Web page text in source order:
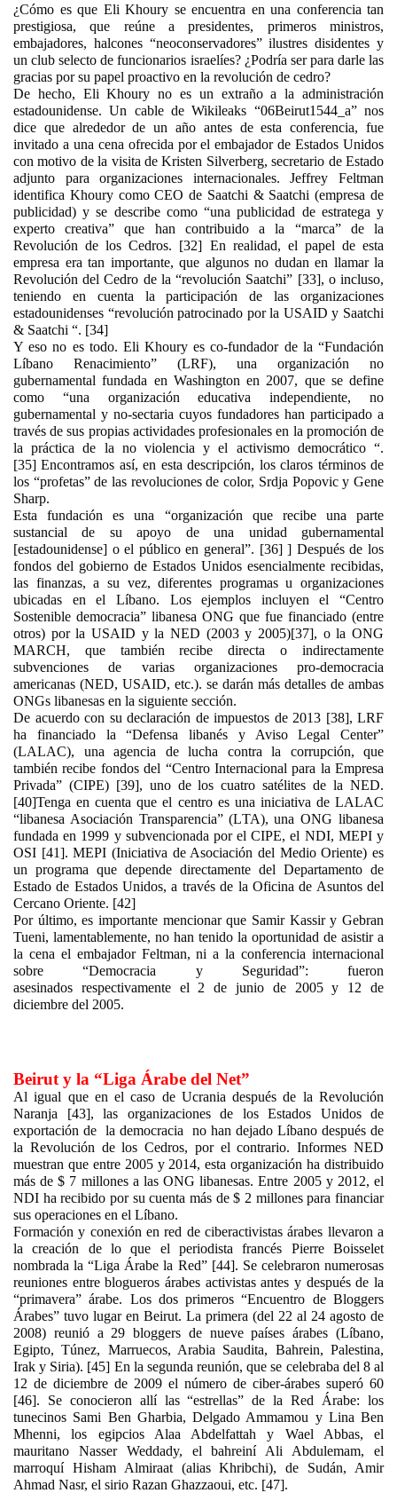
¿Cómo es que Eli Khoury se encuentra en una conferencia tan
prestigiosa, que reúne a presidentes, primeros ministros,
embajadores, halcones “neoconservadores” ilustres disidentes y
un club selecto de funcionarios israelíes? ¿Podría ser para darle las
gracias por su papel proactivo en la revolución de cedro?
De hecho, Eli Khoury no es un extraño a la administración
estadounidense. Un cable de Wikileaks “06Beirut1544_a” nos
dice que alrededor de un año antes de esta conferencia, fue
invitado a una cena ofrecida por el embajador de Estados Unidos
con motivo de la visita de Kristen Silverberg, secretario de Estado
adjunto para organizaciones internacionales. Jeffrey Feltman
identifica Khoury como CEO de Saatchi & Saatchi (empresa de
publicidad) y se describe como “una publicidad de estratega y
experto creativa” que han contribuido a la “marca” de la
Revolución de los Cedros. [32] En realidad, el papel de esta
empresa era tan importante, que algunos no dudan en llamar la
Revolución del Cedro de la “revolución Saatchi” [33], o incluso,
teniendo en cuenta la participación de las organizaciones
estadounidenses “revolución patrocinado por la USAID y Saatchi
& Saatchi “. [34]
Y eso no es todo. Eli Khoury es co-fundador de la “Fundación
Líbano Renacimiento” (LRF), una organización no
gubernamental fundada en Washington en 2007, que se define
como “una organización educativa independiente, no
gubernamental y no-sectaria cuyos fundadores han participado a
través de sus propias actividades profesionales en la promoción de
la práctica de la no violencia y el activismo democrático “.
[35] Encontramos así, en esta descripción, los claros términos de
los “profetas” de las revoluciones de color, Srdja Popovic y Gene
Sharp.
Esta fundación es una “organización que recibe una parte
sustancial de su apoyo de una unidad gubernamental
[estadounidense] o el público en general”. [36]] Después de los
fondos del gobierno de Estados Unidos esencialmente recibidas,
las finanzas, a su vez, diferentes programas u organizaciones
ubicadas en el Líbano. Los ejemplos incluyen el “Centro
Sostenible democracia” libanesa ONG que fue financiado (entre
otros) por la USAID y la NED (2003 y 2005)[37], o la ONG
MARCH, que también recibe directa o indirectamente
subvenciones de varias organizaciones pro-democracia
americanas (NED, USAID, etc.). se darán más detalles de ambas
ONGs libanesas en la siguiente sección.
De acuerdo con su declaración de impuestos de 2013 [38], LRF
ha financiado la “Defensa libanés y Aviso Legal Center”
(LALAC), una agencia de lucha contra la corrupción, que
también recibe fondos del “Centro Internacional para la Empresa
Privada” (CIPE) [39], uno de los cuatro satélites de la NED.
[40]Tenga en cuenta que el centro es una iniciativa de LALAC
“libanesa Asociación Transparencia” (LTA), una ONG libanesa
fundada en 1999 y subvencionada por el CIPE, el NDI, MEPI y
OSI [41]. MEPI (Iniciativa de Asociación del Medio Oriente) es
un programa que depende directamente del Departamento de
Estado de Estados Unidos, a través de la Oficina de Asuntos del
Cercano Oriente. [42]
Por último, es importante mencionar que Samir Kassir y Gebran
Tueni, lamentablemente, no han tenido la oportunidad de asistir a
la cena el embajador Feltman, ni a la conferencia internacional
sobre “Democracia y Seguridad”: fueron
asesinados respectivamente el 2 de junio de 2005 y 12 de
diciembre del 2005.
Beirut y la “Liga Árabe del Net”
Al igual que en el caso de Ucrania después de la Revolución
Naranja [43], las organizaciones de los Estados Unidos de
exportación de la democracia no han dejado Líbano después de
la Revolución de los Cedros, por el contrario. Informes NED
muestran que entre 2005 y 2014, esta organización ha distribuido
más de $ 7 millones a las ONG libanesas. Entre 2005 y 2012, el
NDI ha recibido por su cuenta más de $ 2 millones para financiar
sus operaciones en el Líbano.
Formación y conexión en red de ciberactivistas árabes llevaron a
la creación de lo que el periodista francés Pierre Boisselet
nombrada la “Liga Árabe la Red” [44]. Se celebraron numerosas
reuniones entre blogueros árabes activistas antes y después de la
“primavera” árabe. Los dos primeros “Encuentro de Bloggers
Árabes” tuvo lugar en Beirut. La primera (del 22 al 24 agosto de
2008) reunió a 29 bloggers de nueve países árabes (Líbano,
Egipto, Túnez, Marruecos, Arabia Saudita, Bahrein, Palestina,
Irak y Siria). [45] En la segunda reunión, que se celebraba del 8 al
12 de diciembre de 2009 el número de ciber-árabes superó 60
[46]. Se conocieron allí las “estrellas” de la Red Árabe: los
tunecinos Sami Ben Gharbia, Delgado Ammamou y Lina Ben
Mhenni, los egipcios Alaa Abdelfattah y Wael Abbas, el
mauritano Nasser Weddady, el bahreiní Ali Abdulemam, el
marroquí Hisham Almiraat (alias Khribchi), de Sudán, Amir
Ahmad Nasr, el sirio Razan Ghazzaoui, etc. [47].